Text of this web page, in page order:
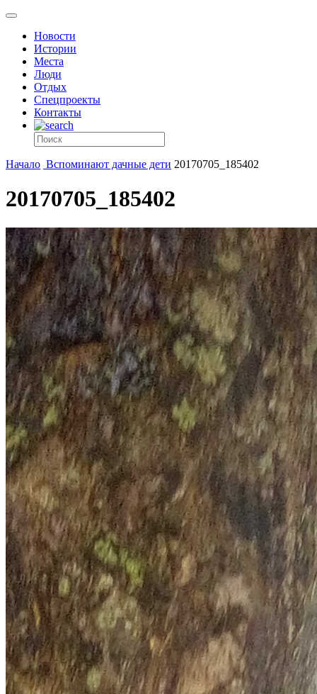
Новости
Истории
Места
Люди
Отдых
Спецпроекты
Контакты
Начало Вспоминают дачные дети 20170705_185402
20170705_185402